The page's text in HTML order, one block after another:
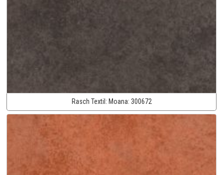
Rasch Textil: Moana: 300672